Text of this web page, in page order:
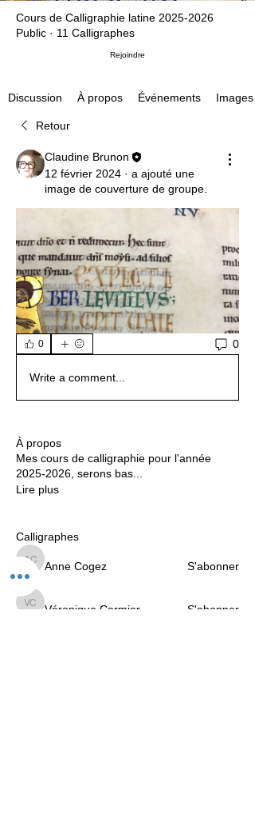
Cours de Calligraphie latine 2025-2026
Public · 11 Calligraphes
Rejoindre
Discussion À propos Événements Images
Retour
Claudine Brunon
12 février 2024 · a ajouté une
image de couverture de groupe.
0 0
Write a comment...
À propos
Mes cours de calligraphie pour l'année
2025-2026, serons bas...
Lire plus
Calligraphes
Anne Cogez
Anne Cogez S'abonner
Véronique Cormier
Véronique Cormier S'abonner